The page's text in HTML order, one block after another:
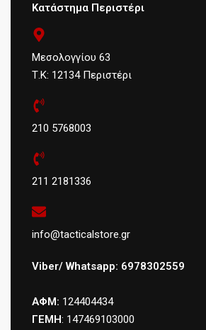
Κατάστημα Περιστέρι
Μεσολογγίου 63
Τ.Κ: 12134 Περιστέρι
210 5768003
211 2181336
info@tacticalstore.gr
Viber/ Whatsapp: 6978302559
ΑΦΜ: 124404434
ΓΕΜΗ: 147469103000